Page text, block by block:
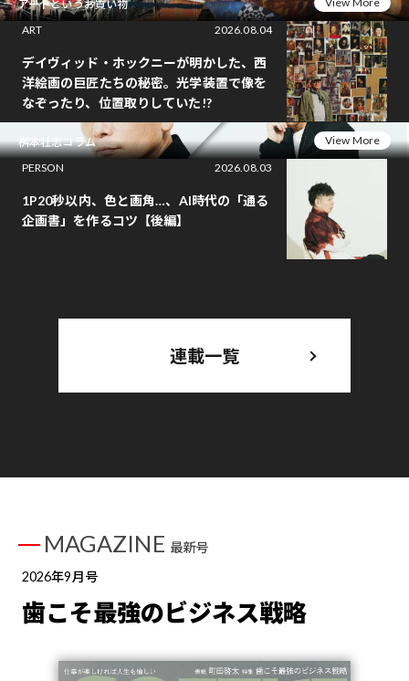
アートというお買い物
ART
2026.08.04
デイヴィッド・ホックニーが明かした、西
洋絵画の巨匠たちの秘密。光学装置で像を
なぞったり、位置取りしていた!?
桝本壮志コラム
View More
PERSON
2026.08.03
1P20秒以内、色と画角…、AI時代の「通る
企画書」を作るコツ【後編】
連載一覧
MAGAZINE 最新号
2026年9月号
歯こそ最強のビジネス戦略